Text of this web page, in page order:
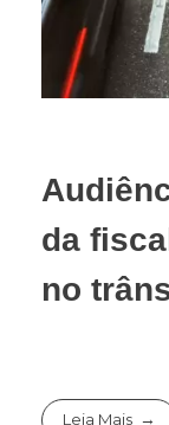
da
no
Leia Mais